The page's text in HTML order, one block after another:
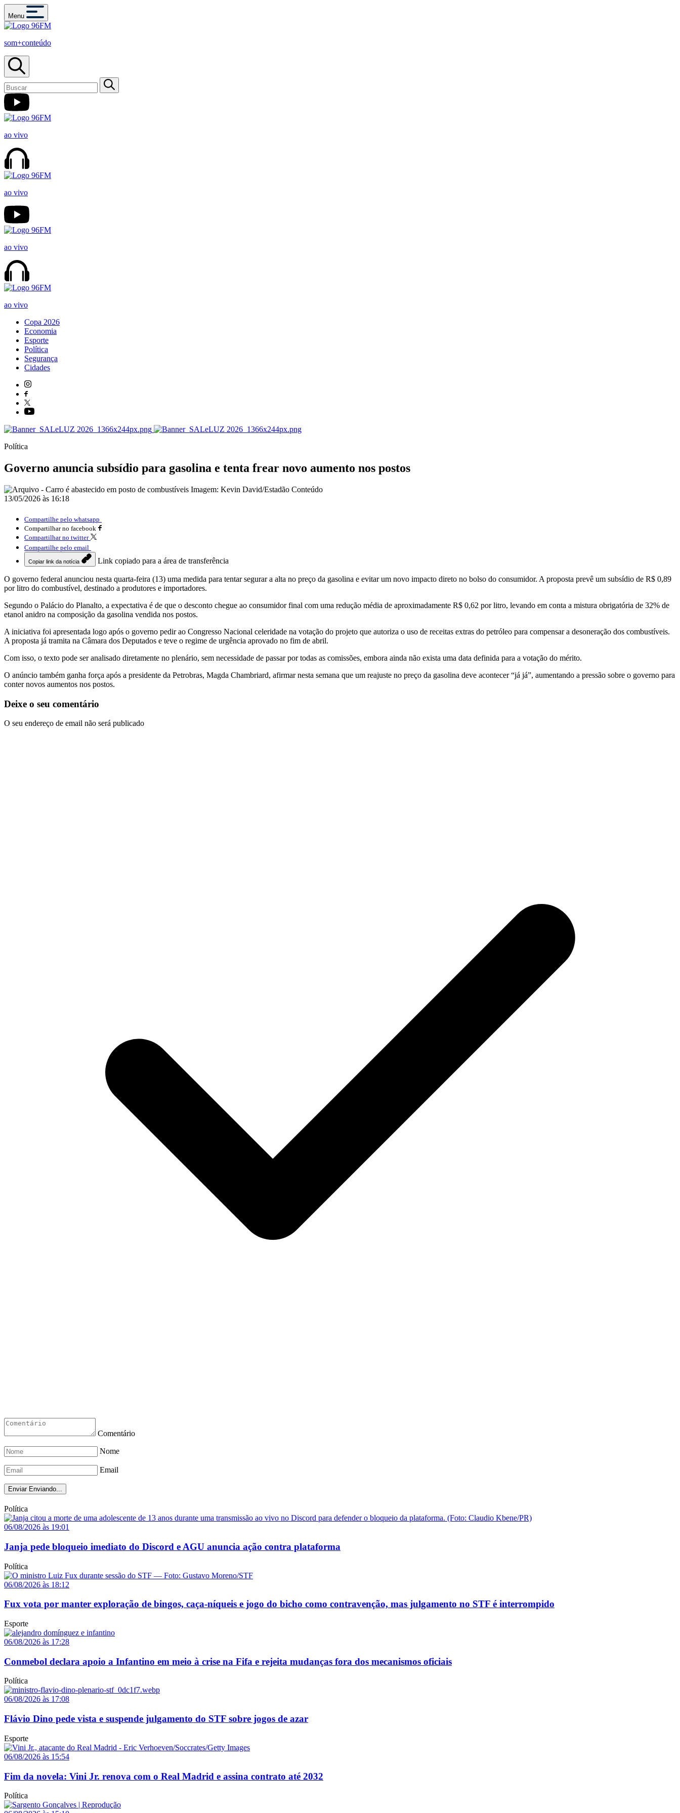
Menu
som+conteúdo
ao vivo
ao vivo
ao vivo
ao vivo
Copa 2026
Economia
Esporte
Política
Segurança
Cidades
Política
Governo anuncia subsídio para gasolina e tenta frear novo aumento nos postos
13/05/2026 às 16:18
Compartilhe pelo whatsapp
Compartilhar no facebook
Compartilhar no twitter
Compartilhe pelo email
Copiar link da notícia Link copiado para a área de transferência
O governo federal anunciou nesta quarta-feira (13) uma medida para tentar segurar a alta no preço da gasolina e evitar um novo impacto direto no bolso do consumidor. A proposta prevê um subsídio de R$ 0,89
por litro do combustível, destinado a produtores e importadores.
Segundo o Palácio do Planalto, a expectativa é de que o desconto chegue ao consumidor final com uma redução média de aproximadamente R$ 0,62 por litro, levando em conta a mistura obrigatória de 32% de
etanol anidro na composição da gasolina vendida nos postos.
A iniciativa foi apresentada logo após o governo pedir ao Congresso Nacional celeridade na votação do projeto que autoriza o uso de receitas extras do petróleo para compensar a desoneração dos combustíveis.
A proposta já tramita na Câmara dos Deputados e teve o regime de urgência aprovado no fim de abril.
Com isso, o texto pode ser analisado diretamente no plenário, sem necessidade de passar por todas as comissões, embora ainda não exista uma data definida para a votação do mérito.
O anúncio também ganha força após a presidente da Petrobras, Magda Chambriard, afirmar nesta semana que um reajuste no preço da gasolina deve acontecer “já já”, aumentando a pressão sobre o governo para
conter novos aumentos nos postos.
Deixe o seu comentário
O seu endereço de email não será publicado
Comentário
Nome
Email
Enviar Enviando...
Política
06/08/2026 às 19:01
Janja pede bloqueio imediato do Discord e AGU anuncia ação contra plataforma
Política
06/08/2026 às 18:12
Fux vota por manter exploração de bingos, caça-níqueis e jogo do bicho como contravenção, mas julgamento no STF é interrompido
Esporte
06/08/2026 às 17:28
Conmebol declara apoio a Infantino em meio à crise na Fifa e rejeita mudanças fora dos mecanismos oficiais
Política
06/08/2026 às 17:08
Flávio Dino pede vista e suspende julgamento do STF sobre jogos de azar
Esporte
06/08/2026 às 15:54
Fim da novela: Vini Jr. renova com o Real Madrid e assina contrato até 2032
Política